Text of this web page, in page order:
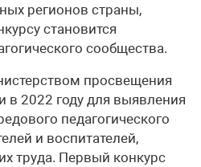
регионов страны,
становится
сообщества.
просвещения
в 2022 году для выявления
педагогического
и воспитателей,
труда. Первый конкурс